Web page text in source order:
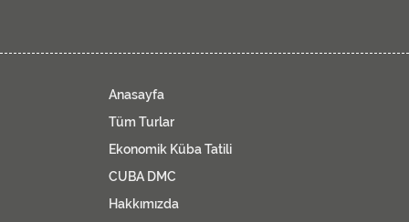
Anasayfa
Tüm Turlar
Ekonomik Küba Tatili
CUBA DMC
Hakkımızda